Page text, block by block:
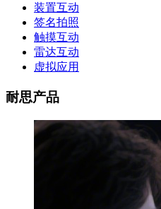
装置互动
签名拍照
触摸互动
雷达互动
虚拟应用
耐思产品